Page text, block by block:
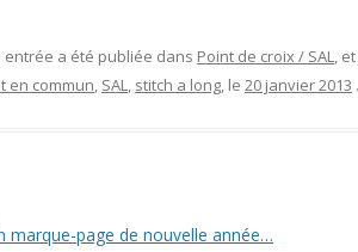
entrée a été publiée dans Point de croix / SAL,
en commun, SAL, stitch a long, le 20 janvier 2013 .
marque-page de nouvelle année…